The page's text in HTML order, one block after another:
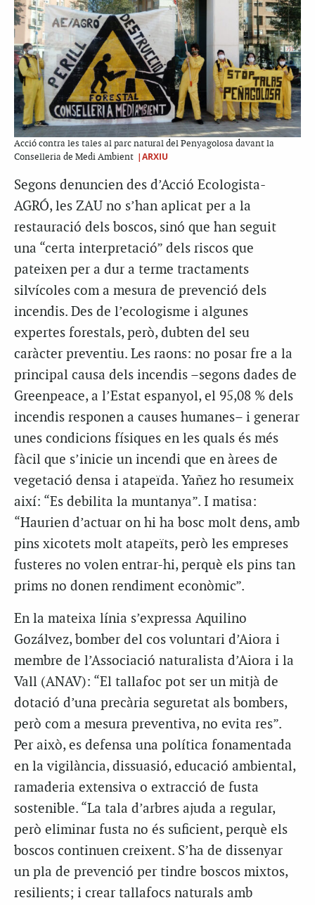
Acció contra les tales al parc natural del Penyagolosa davant la
Conselleria de Medi Ambient |ARXIU
Segons denuncien des d’Acció Ecologista-
AGRÓ, les ZAU no s’han aplicat per a la
restauració dels boscos, sinó que han seguit
una “certa interpretació” dels riscos que
pateixen per a dur a terme tractaments
silvícoles com a mesura de prevenció dels
incendis. Des de l’ecologisme i algunes
expertes forestals, però, dubten del seu
caràcter preventiu. Les raons: no posar fre a la
principal causa dels incendis –segons dades de
Greenpeace, a l’Estat espanyol, el 95,08 % dels
incendis responen a causes humanes– i generar
unes condicions físiques en les quals és més
fàcil que s’inicie un incendi que en àrees de
vegetació densa i atapeïda. Yañez ho resumeix
així: “Es debilita la muntanya”. I matisa:
“Haurien d’actuar on hi ha bosc molt dens, amb
pins xicotets molt atapeïts, però les empreses
fusteres no volen entrar-hi, perquè els pins tan
prims no donen rendiment econòmic”.
En la mateixa línia s’expressa Aquilino
Gozálvez, bomber del cos voluntari d’Aiora i
membre de l’Associació naturalista d’Aiora i la
Vall (ANAV): “El tallafoc pot ser un mitjà de
dotació d’una precària seguretat als bombers,
però com a mesura preventiva, no evita res”.
Per això, es defensa una política fonamentada
en la vigilància, dissuasió, educació ambiental,
ramaderia extensiva o extracció de fusta
sostenible. “La tala d’arbres ajuda a regular,
però eliminar fusta no és suficient, perquè els
boscos continuen creixent. S’ha de dissenyar
un pla de prevenció per tindre boscos mixtos,
resilients; i crear tallafocs naturals amb